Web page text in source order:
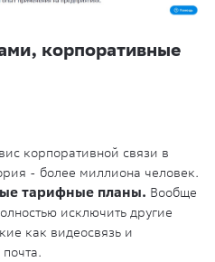
корпоративные
корпоративной связи в
- более миллиона человек.
тарифные планы. Вообще
исключить другие
как видеосвязь и